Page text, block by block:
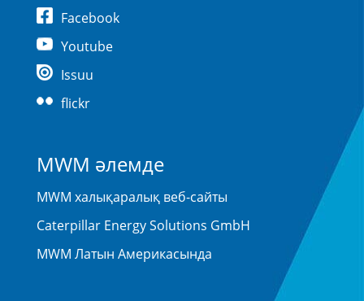
Facebook
Youtube
Issuu
flickr
MWM әлемде
MWM халықаралық веб-сайты
Caterpillar Energy Solutions GmbH
MWM Латын Америкасында